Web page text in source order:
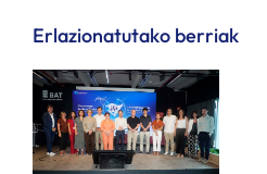
Erlazionatutako berriak